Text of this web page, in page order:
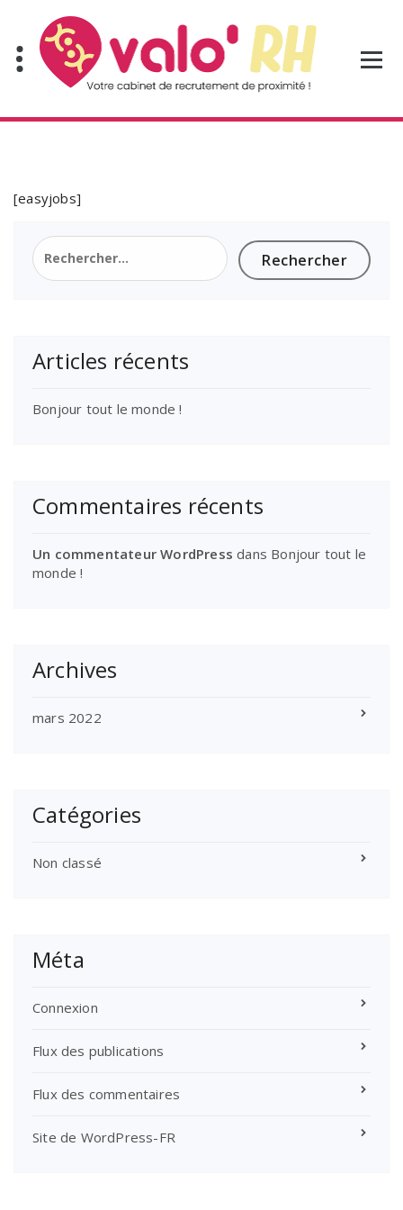
contenu
[easyjobs]
Rechercher :
Articles récents
Bonjour tout le monde !
Commentaires récents
Un commentateur WordPress dans Bonjour tout le
monde !
Archives
mars 2022
Catégories
Non classé
Méta
Connexion
Flux des publications
Flux des commentaires
Site de WordPress-FR